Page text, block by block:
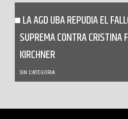
LA AGD UBA REPUDIA EL
SUPREMA CONTRA CRISTINA
KIRCHNER
SIN CATEGORIA